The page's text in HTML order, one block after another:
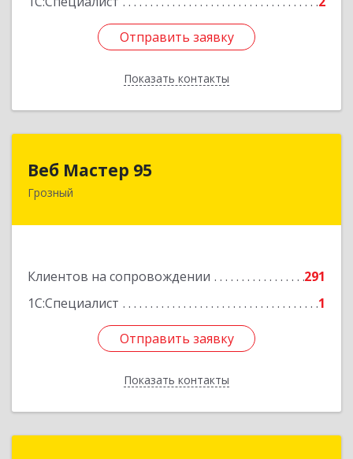
Отправить заявку
Показать контакты
Отправить заявку
Назад
Веб Мастер 95
Грозный
Клиентов на сопровождении
291
1С:Специалист
1
Отправить заявку
Показать контакты
Подробнее
Отправить заявку
Назад